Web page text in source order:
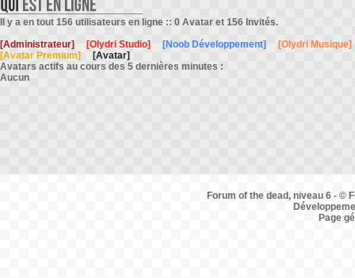
Il y a en tout 156 utilisateurs en ligne :: 0 Avatar et 156 Invités.
[Administrateur]
[Olydri Studio] [Noob Développement]
[Olydri Musique]
[Avatar Premium]
[Avatar]
Avatars actifs au cours des 5 dernières minutes :
Aucun
Forum of the dead, niveau 6 - ©
Page